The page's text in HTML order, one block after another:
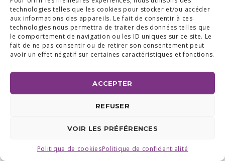
technologies telles que les cookies pour stocker et/ou accéder
aux informations des appareils. Le fait de consentir à ces
technologies nous permettra de traiter des données telles que
le comportement de navigation ou les ID uniques sur ce site. Le
fait de ne pas consentir ou de retirer son consentement peut
avoir un effet négatif sur certaines caractéristiques et fonctions.
ACCEPTER
REFUSER
VOIR LES PRÉFÉRENCES
Politique de cookiesPolitique de confidentialité